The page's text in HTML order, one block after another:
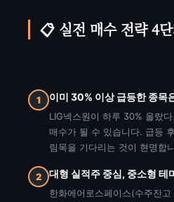
📋 실전 매수 전략 4
1 이미 30% 이상 급등한 종목
LIG넥스원이 하루 30% 올랐
매수가 될 수 있습니다. 급등
림목을 기다리는 것이 현명합
2 대형 실적주 중심, 중소형 테
한화에어로스페이스(수주잔